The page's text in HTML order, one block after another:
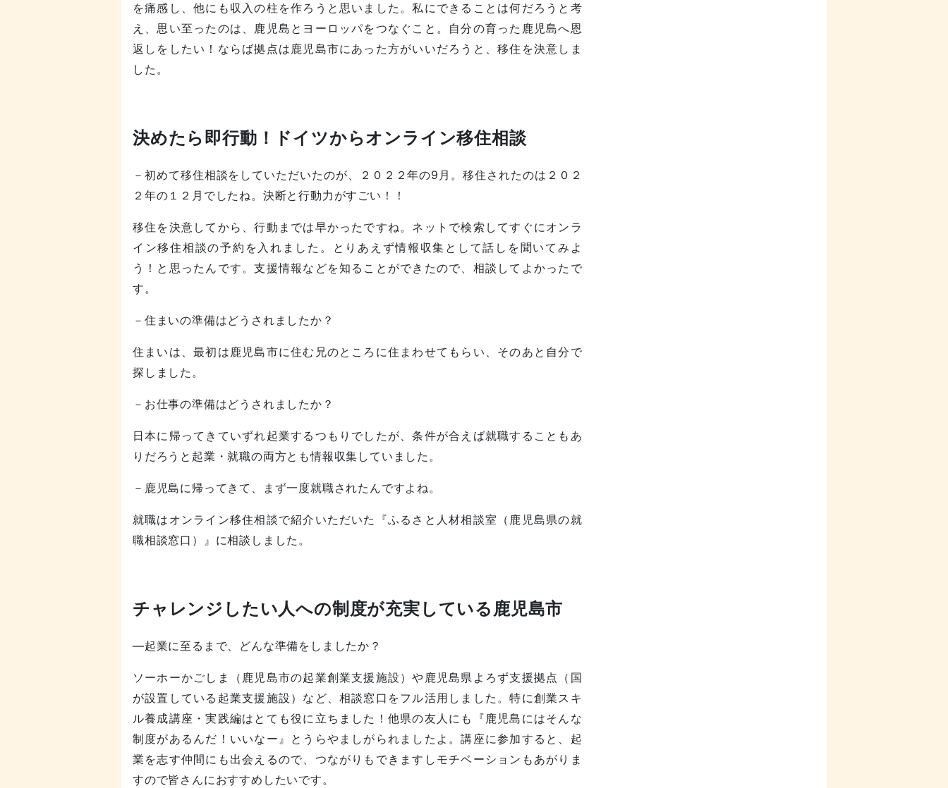
を痛感し、他にも収入の柱を作ろうと思いました。私にできることは何だろうと考
え、思い至ったのは、鹿児島とヨーロッパをつなぐこと。自分の育った鹿児島へ恩
返しをしたい！ならば拠点は鹿児島市にあった方がいいだろうと、移住を決意しま
した。
決めたら即行動！ドイツからオンライン移住相談
－初めて移住相談をしていただいたのが、２０２２年の9月。移住されたのは２０２
２年の１２月でしたね。決断と行動力がすごい！！
移住を決意してから、行動までは早かったですね。ネットで検索してすぐにオンラ
イン移住相談の予約を入れました。とりあえず情報収集として話しを聞いてみよ
う！と思ったんです。支援情報などを知ることができたので、相談してよかったで
す。
－住まいの準備はどうされましたか？
住まいは、最初は鹿児島市に住む兄のところに住まわせてもらい、そのあと自分で
探しました。
－お仕事の準備はどうされましたか？
日本に帰ってきていずれ起業するつもりでしたが、条件が合えば就職することもあ
りだろうと起業・就職の両方とも情報収集していました。
－鹿児島に帰ってきて、まず一度就職されたんですよね。
就職はオンライン移住相談で紹介いただいた『ふるさと人材相談室（鹿児島県の就
職相談窓口）』に相談しました。
チャレンジしたい人への制度が充実している鹿児島市
―起業に至るまで、どんな準備をしましたか？
ソーホーかごしま（鹿児島市の起業創業支援施設）や鹿児島県よろず支援拠点（国
が設置している起業支援施設）など、相談窓口をフル活用しました。特に創業スキ
ル養成講座・実践編はとても役に立ちました！他県の友人にも『鹿児島にはそんな
制度があるんだ！いいなー』とうらやましがられましたよ。講座に参加すると、起
業を志す仲間にも出会えるので、つながりもできますしモチベーションもあがりま
すので皆さんにおすすめしたいです。